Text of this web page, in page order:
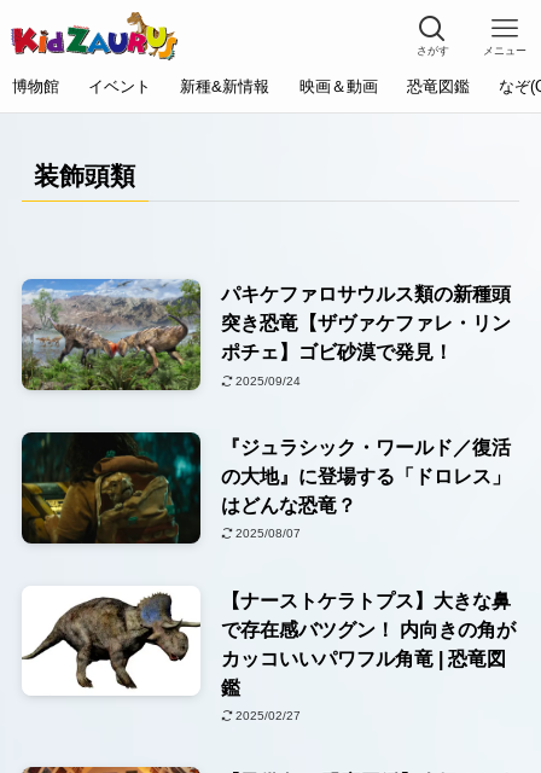
さがす メニュー
博物館 イベント 新種&新情報 映画＆動画 恐竜図鑑 なぞ
装飾頭類
パキケファロサウルス類の新種頭
突き恐竜【ザヴァケファレ・リン
ポチェ】ゴビ砂漠で発見！
2025/09/24
『ジュラシック・ワールド／復活
の大地』に登場する「ドロレス」
はどんな恐竜？
2025/08/07
【ナーストケラトプス】大きな鼻
で存在感バツグン！ 内向きの角が
カッコいいパワフル角竜 | 恐竜図
鑑
2025/02/27